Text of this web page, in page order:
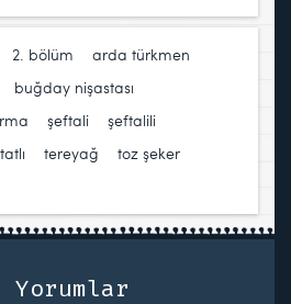
2. bölüm arda türkmen
buğday nişastası
şeftali
şeftalili
tatlı tereyağ toz şeker
Yorumlar